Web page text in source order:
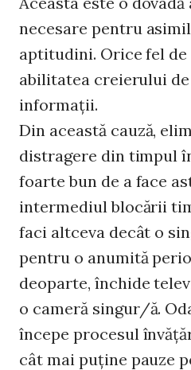
necesare pentru
aptitudini. Orice fel
abilitatea creierului
informaţii.
Din această cauză,
distragere din timpul
foarte bun de a face
intermediul blocării
faci altceva decât o
pentru o anumită
deoparte, închide
o cameră singur/ă.
începe procesul
cât mai puţine pauze